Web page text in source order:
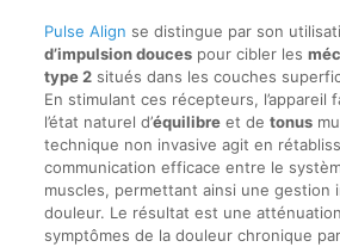
Pulse Align se distingue par son
d’impulsion doucespour cibler les
type 2situés dans les couches
En stimulant ces récepteurs, l’appareil
l’état naturel d’équilibreet de tonus
technique non invasive agit en
communication efficace entre le
muscles, permettant ainsi une gestion
douleur. Le résultat est une
symptômes de la douleur chronique